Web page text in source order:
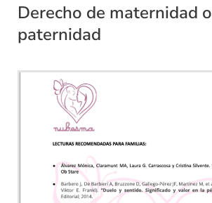
Derecho de maternidad o
paternidad